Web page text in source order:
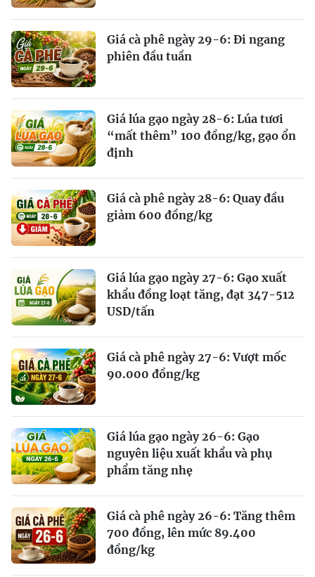
Giá cà phê ngày 29-6: Đi ngang
phiên đầu tuần
Giá lúa gạo ngày 28-6: Lúa tươi
“mất thêm” 100 đồng/kg, gạo ổn
định
Giá cà phê ngày 28-6: Quay đầu
giảm 600 đồng/kg
Giá lúa gạo ngày 27-6: Gạo xuất
khẩu đồng loạt tăng, đạt 347-512
USD/tấn
Giá cà phê ngày 27-6: Vượt mốc
90.000 đồng/kg
Giá lúa gạo ngày 26-6: Gạo
nguyên liệu xuất khẩu và phụ
phẩm tăng nhẹ
Giá cà phê ngày 26-6: Tăng thêm
700 đồng, lên mức 89.400
đồng/kg